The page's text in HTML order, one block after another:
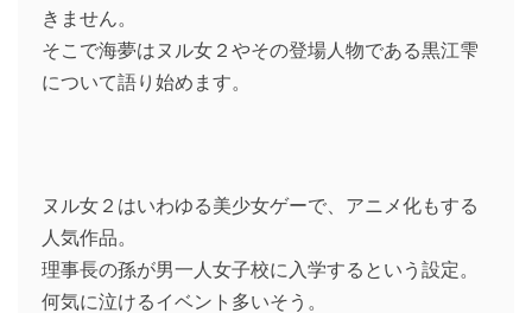
きません。
そこで海夢はヌル女２やその登場人物である黒江雫
について語り始めます。
ヌル女２はいわゆる美少女ゲーで、アニメ化もする
人気作品。
理事長の孫が男一人女子校に入学するという設定。
何気に泣けるイベント多いそう。